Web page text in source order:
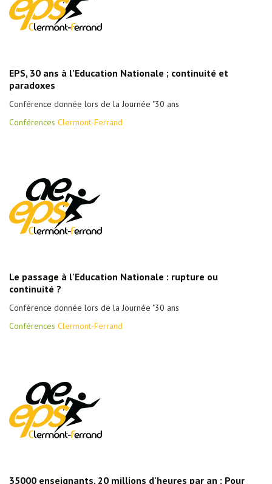
EPS, 30 ans à l'Education Nationale ; continuité et
paradoxes
Conférence donnée lors de la Journée "30 ans
Conférences Clermont-Ferrand
Le passage à l'Education Nationale : rupture ou
continuité ?
Conférence donnée lors de la Journée "30 ans
Conférences Clermont-Ferrand
35000 enseignants, 20 millions d'heures par an : Pour